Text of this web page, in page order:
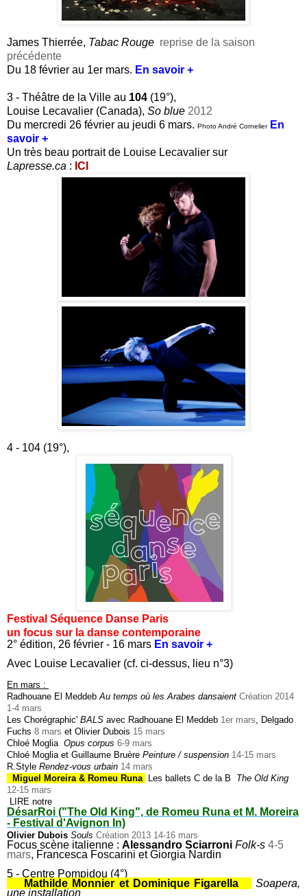
James Thierrée, Tabac Rouge reprise de la saison
précédente
Du 18 février au 1er mars. En savoir +
3 - Théâtre de la Ville au 104 (19°),
Louise Lecavalier (Canada), So blue 2012
Du mercredi 26 février au jeudi 6 mars. Photo André Cornelier
En
savoir +
Un très beau portrait de Louise Lecavalier sur
Lapresse.ca : ICI
4 - 104 (19°),
Festival Séquence Danse Paris
un focus sur la danse contemporaine
2° édition, 26 février - 16 mars En savoir +
Avec Louise Lecavalier (cf. ci-dessus, lieu n°3)
En mars :
Radhouane El Meddeb Au temps où les Arabes dansaient Création 2014
1-4 mars
Les Chorégraphic' BALS avec Radhouane El Meddeb 1er mars , Delgado
Fuchs 8 mars et Olivier Dubois 15 mars
Chloé Moglia Opus corpus 6-9 mars
Chloé Moglia et Guillaume Bruère Peinture / suspension 14-15 mars
R.Style Rendez-vous urbain 14 mars
Miguel Moreira & Romeu Runa Les ballets C de la B
The Old King
12-15 mars
LIRE notre
DésarRoi ("The Old King", de Romeu Runa et M. Moreira
- Festival d'Avignon In)
Olivier Dubois Souls Création 2013 14-16 mars
Focus scène italienne : Alessandro Sciarroni Folk-s 4-5
mars, Francesca Foscarini et Giorgia Nardin
5 - Centre Pompidou (4°)
Mathilde Monnier et Dominique Figarella
Soapera,
une installation